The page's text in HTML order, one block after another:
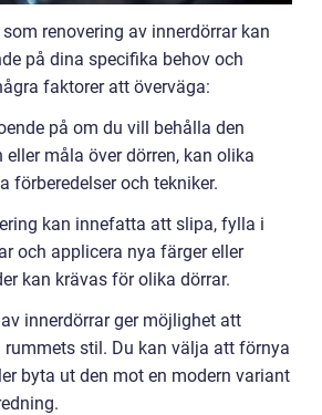
renovering av innerdörrar kan
på dina specifika behov och
faktorer att överväga:
på om du vill behålla den
måla över dörren, kan olika
förberedelser och tekniker.
kan innefatta att slipa, fylla i
och applicera nya färger eller
kan krävas för olika dörrar.
innerdörrar ger möjlighet att
rummets stil. Du kan välja att förnya
byta ut den mot en modern variant